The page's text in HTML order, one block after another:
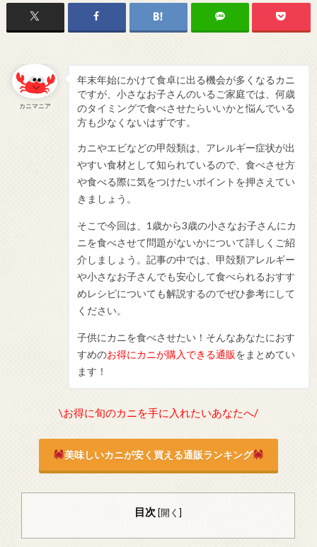
カニマニア
年末年始にかけて食卓に出る機会が多くなるカニ
ですが、小さなお子さんのいるご家庭では、何歳
のタイミングで食べさせたらいいかと悩んでいる
方も少なくないはずです。
カニやエビなどの甲殻類は、アレルギー症状が出
やすい食材として知られているので、食べさせ方
や食べる際に気をつけたいポイントを押さえてい
きましょう。
そこで今回は、1歳から3歳の小さなお子さんにカ
ニを食べさせて問題がないかについて詳しくご紹
介しましょう。記事の中では、甲殻類アレルギー
や小さなお子さんでも安心して食べられるおすす
めレシピについても解説するのでぜひ参考にして
ください。
子供にカニを食べさせたい！そんなあなたにおす
すめのお得にカニが購入できる通販をまとめてい
ます！
\お得に旬のカニを手に入れたいあなたへ/
美味しいカニが安く買える通販ランキング
目次 [開く]